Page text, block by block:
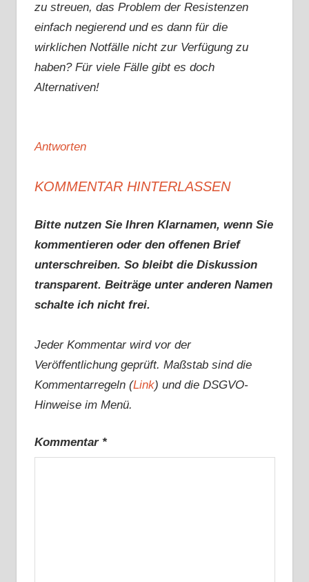
zu streuen, das Problem der Resistenzen
einfach negierend und es dann für die
wirklichen Notfälle nicht zur Verfügung zu
haben? Für viele Fälle gibt es doch
Alternativen!
Antworten
KOMMENTAR HINTERLASSEN
Bitte nutzen Sie Ihren Klarnamen, wenn Sie
kommentieren oder den offenen Brief
unterschreiben. So bleibt die Diskussion
transparent. Beiträge unter anderen Namen
schalte ich nicht frei.
Jeder Kommentar wird vor der
Veröffentlichung geprüft. Maßstab sind die
Kommentarregeln (Link) und die DSGVO-
Hinweise im Menü.
Kommentar *